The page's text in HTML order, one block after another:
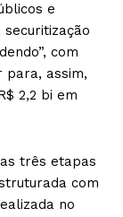
e
com
para, assim,
2,2 bi em
três etapas
com
no